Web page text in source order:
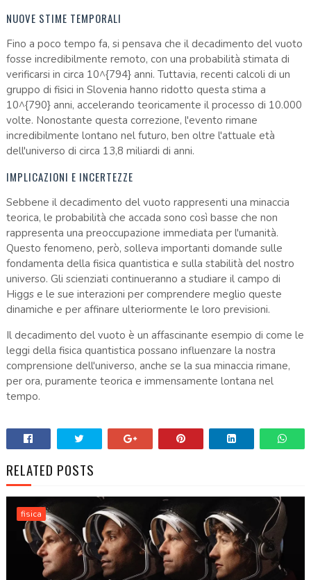
NUOVE STIME TEMPORALI
Fino a poco tempo fa, si pensava che il decadimento del vuoto
fosse incredibilmente remoto, con una probabilità stimata di
verificarsi in circa 10^{794} anni. Tuttavia, recenti calcoli di un
gruppo di fisici in Slovenia hanno ridotto questa stima a
10^{790} anni, accelerando teoricamente il processo di 10.000
volte. Nonostante questa correzione, l'evento rimane
incredibilmente lontano nel futuro, ben oltre l'attuale età
dell'universo di circa 13,8 miliardi di anni.
IMPLICAZIONI E INCERTEZZE
Sebbene il decadimento del vuoto rappresenti una minaccia
teorica, le probabilità che accada sono così basse che non
rappresenta una preoccupazione immediata per l'umanità.
Questo fenomeno, però, solleva importanti domande sulle
fondamenta della fisica quantistica e sulla stabilità del nostro
universo. Gli scienziati continueranno a studiare il campo di
Higgs e le sue interazioni per comprendere meglio queste
dinamiche e per affinare ulteriormente le loro previsioni.
Il decadimento del vuoto è un affascinante esempio di come le
leggi della fisica quantistica possano influenzare la nostra
comprensione dell'universo, anche se la sua minaccia rimane,
per ora, puramente teorica e immensamente lontana nel
tempo.
RELATED POSTS
fisica